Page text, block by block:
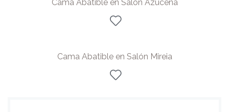
Cama Abatible en Salón Azucena
Cama Abatible en Salón Mireia